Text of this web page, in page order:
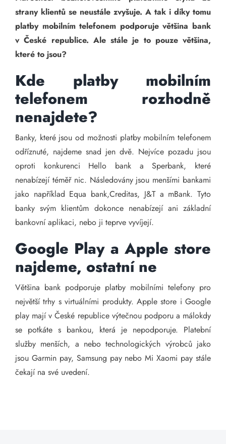
strany klientů se neustále zvyšuje. A tak i díky tomu
platby mobilním telefonem podporuje většina bank
v České republice. Ale stále je to pouze většina,
které to jsou?
Kde platby mobilním
telefonem rozhodně
nenajdete?
Banky, které jsou od možnosti platby mobilním telefonem
odříznuté, najdeme snad jen dvě. Nejvíce pozadu jsou
oproti konkurenci Hello bank a Sperbank, které
nenabízejí téměř nic. Následovány jsou menšími bankami
jako například Equa bank,Creditas, J&T a mBank. Tyto
banky svým klientům dokonce nenabízejí ani základní
bankovní aplikaci, nebo ji teprve vyvíjejí.
Google Play a Apple store
najdeme, ostatní ne
Většina bank podporuje platby mobilními telefony pro
největší trhy s virtuálními produkty. Apple store i Google
play mají v České republice výtečnou podporu a málokdy
se potkáte s bankou, která je nepodporuje. Platební
služby menších, a nebo technologických výrobců jako
jsou Garmin pay, Samsung pay nebo Mi Xaomi pay stále
čekají na své uvedení.